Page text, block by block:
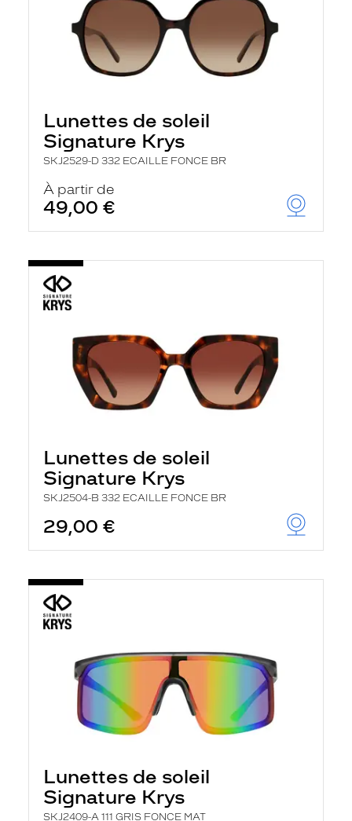
Lunettes de soleil
Signature Krys
SKJ2529-D 332 ECAILLE FONCE BR
À partir de
49,00 €
Lunettes de soleil
Signature Krys
SKJ2504-B 332 ECAILLE FONCE BR
29,00 €
Lunettes de soleil
Signature Krys
SKJ2409-A 111 GRIS FONCE MAT